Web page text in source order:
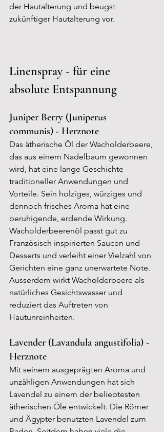
der Hautalterung und beugst
zukünftiger Hautalterung vor.
Linenspray - für eine
absolute Entspannung
Juniper Berry (Juniperus
communis) - Herznote
Das ätherische Öl der Wacholderbeere,
das aus einem Nadelbaum gewonnen
wird, hat eine lange Geschichte
traditioneller Anwendungen und
Vorteile. Sein holziges, würziges und
dennoch frisches Aroma hat eine
beruhigende, erdende Wirkung.
Wacholderbeerenöl passt gut zu
Französisch inspirierten Saucen und
Desserts und verleiht einer Vielzahl von
Gerichten eine ganz unerwartete Note.
Ausserdem wirkt Wacholderbeere als
natürliches Gesichtswasser und
reduziert das Auftreten von
Hautunreinheiten.
Lavender (Lavandula angustifolia) -
Herznote
Mit seinem ausgeprägten Aroma und
unzähligen Anwendungen hat sich
Lavendel zu einem der beliebtesten
ätherischen Öle entwickelt. Die Römer
und Ägypter benutzten Lavendel zum